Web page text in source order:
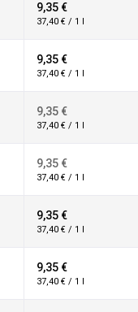
9,35 €
37,40 € / 1 l
9,35 €
37,40 € / 1 l
9,35 €
37,40 € / 1 l
9,35 €
37,40 € / 1 l
9,35 €
37,40 € / 1 l
9,35 €
37,40 € / 1 l